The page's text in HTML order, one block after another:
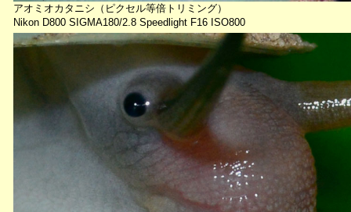
アオミオカタニシ（ピクセル等倍トリミング）
Nikon D800 SIGMA180/2.8 Speedlight F16 ISO800